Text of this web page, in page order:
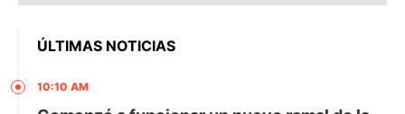
ÚLTIMAS NOTICIAS
10:10 AM